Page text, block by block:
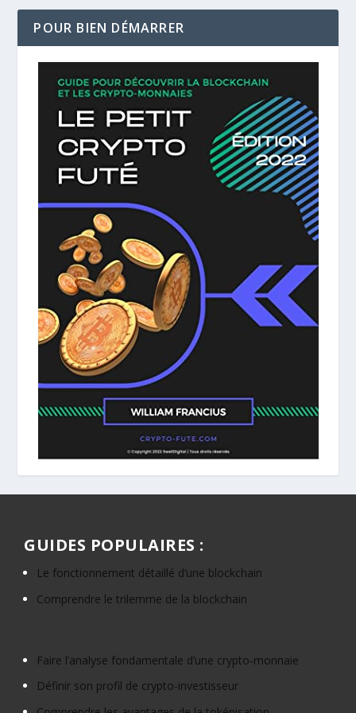
POUR BIEN DÉMARRER
GUIDES POPULAIRES :
Le fonctionnement détaillé d’une blockchain
Comprendre le trilemme de la blockchain
Faire l’analyse fondamentale d’une crypto-monnaie
Définir son profil de crypto-investisseur